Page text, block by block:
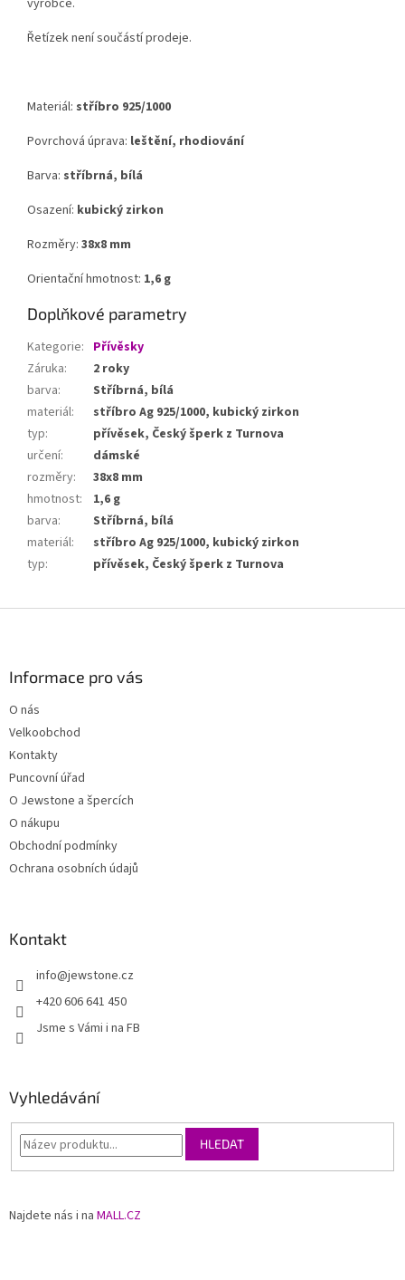
výrobce.
Řetízek není součástí prodeje.
Materiál: stříbro 925/1000
Povrchová úprava: leštění, rhodiování
Barva: stříbrná, bílá
Osazení: kubický zirkon
Rozměry: 38x8 mm
Orientační hmotnost: 1,6 g
Doplňkové parametry
Kategorie: Přívěsky
Záruka:
2 roky
barva:
Stříbrná, bílá
materiál:
stříbro Ag 925/1000, kubický zirkon
typ:
přívěsek, Český šperk z Turnova
určení:
dámské
rozměry:
38x8 mm
hmotnost:
1,6 g
barva:
Stříbrná, bílá
materiál:
stříbro Ag 925/1000, kubický zirkon
typ: přívěsek, Český šperk z Turnova
Informace pro vás
O nás
Velkoobchod
Kontakty
Puncovní úřad
O Jewstone a špercích
O nákupu
Obchodní podmínky
Ochrana osobních údajů
Kontakt
info@jewstone.cz
+420 606 641 450
Jsme s Vámi i na FB
Vyhledávání
HLEDAT
Najdete nás i na MALL.CZ